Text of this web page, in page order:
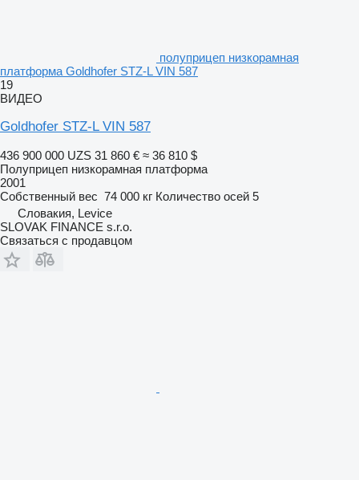
полуприцеп низкорамная
платформа Goldhofer STZ-L VIN 587
19
ВИДЕО
Goldhofer STZ-L VIN 587
436 900 000 UZS 31 860 € ≈ 36 810 $
Полуприцеп низкорамная платформа
2001
Собственный вес 74 000 кг Количество осей 5
Словакия, Levice
SLOVAK FINANCE s.r.o.
Связаться с продавцом